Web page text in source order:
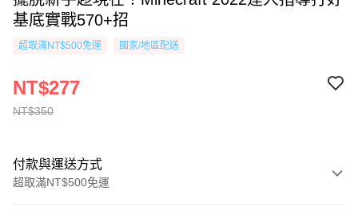
基底實戰570+招
超取滿NT$500免運 國家/地區配送
NT$350
NT$277
付款與運送方式
超取滿NT$500免運